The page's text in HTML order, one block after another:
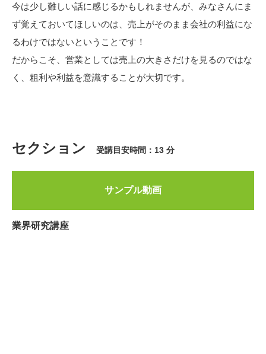
今は少し難しい話に感じるかもしれませんが、みなさんにま
ず覚えておいてほしいのは、売上がそのまま会社の利益にな
るわけではないということです！
だからこそ、営業としては売上の大きさだけを見るのではな
く、粗利や利益を意識することが大切です。
セクション 受講目安時間：13 分
サンプル動画
業界研究講座